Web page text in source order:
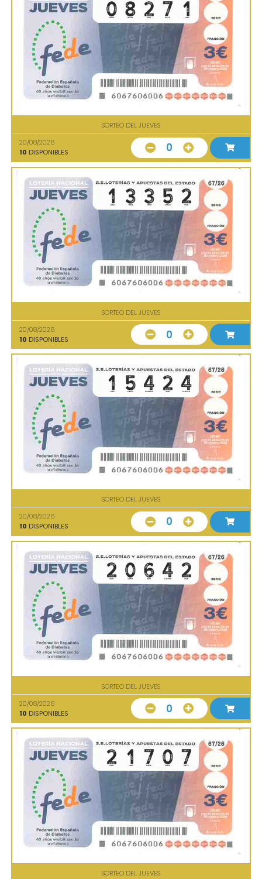
SORTEO DEL JUEVES
20/08/2026
10 DISPONIBLES 0
SORTEO DEL JUEVES
20/08/2026
10 DISPONIBLES 0
SORTEO DEL JUEVES
20/08/2026
10 DISPONIBLES 0
SORTEO DEL JUEVES
20/08/2026
10 DISPONIBLES 0
SORTEO DEL JUEVES